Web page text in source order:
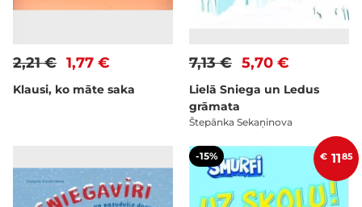
1,77 €
2,21 €
Klausi, ko māte saka
5,70 €
7,13 €
Lielā Sniega un Ledus
grāmata
Štepānka Sekaņinova
-15% € 1185